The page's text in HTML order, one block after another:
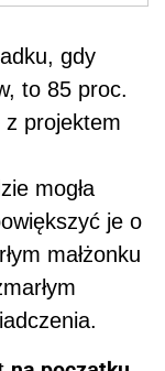
gdy
to 85 proc.
z projektem
mogła
je o
małżonku